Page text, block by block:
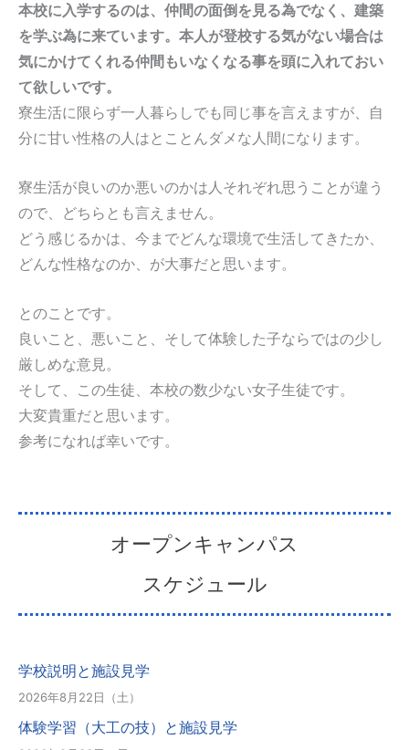
本校に入学するのは、仲間の面倒を見る為でなく、建築
を学ぶ為に来ています。本人が登校する気がない場合は
気にかけてくれる仲間もいなくなる事を頭に入れておい
て欲しいです。
寮生活に限らず一人暮らしでも同じ事を言えますが、自
分に甘い性格の人はとことんダメな人間になります。
寮生活が良いのか悪いのかは人それぞれ思うことが違う
ので、どちらとも言えません。
どう感じるかは、今までどんな環境で生活してきたか、
どんな性格なのか、が大事だと思います。
とのことです。
良いこと、悪いこと、そして体験した子ならではの少し
厳しめな意見。
そして、この生徒、本校の数少ない女子生徒です。
大変貴重だと思います。
参考になれば幸いです。
オープンキャンパス
スケジュール
学校説明と施設見学
2026年8月22日（土）
体験学習（大工の技）と施設見学